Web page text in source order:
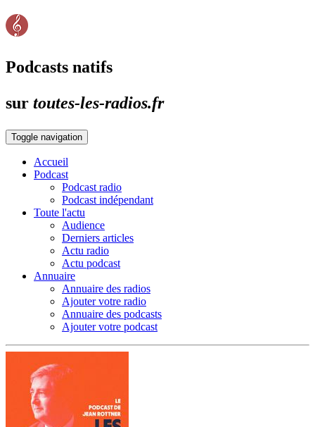
Podcasts natifs
sur toutes-les-radios.fr
Toggle navigation
Accueil
Podcast
Podcast radio
Podcast indépendant
Toute l'actu
Audience
Derniers articles
Actu radio
Actu podcast
Annuaire
Annuaire des radios
Ajouter votre radio
Annuaire des podcasts
Ajouter votre podcast